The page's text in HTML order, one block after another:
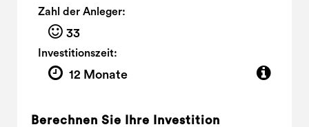
Zahl der Anleger:
33
Investitionszeit:
12 Monate
Berechnen Sie Ihre Investition